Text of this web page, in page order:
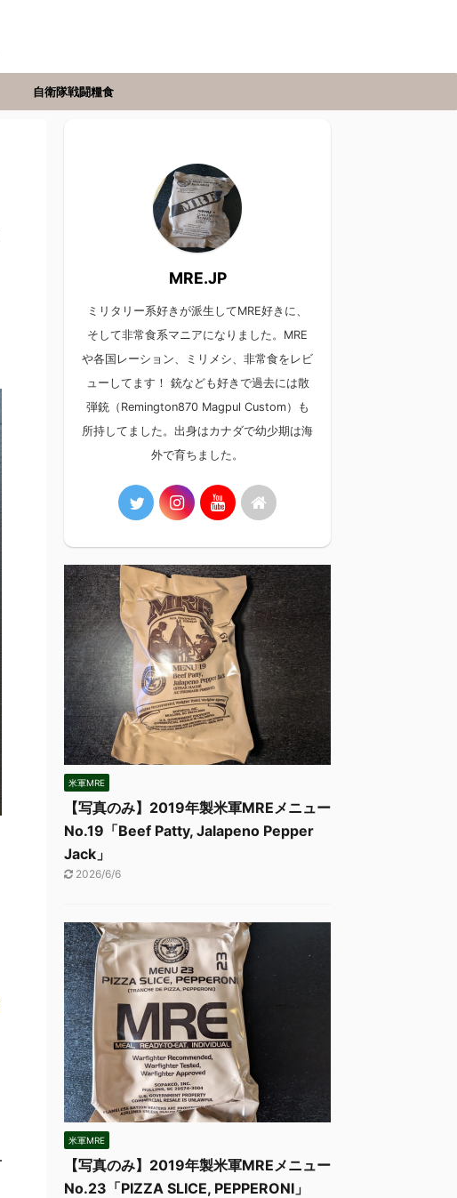
自衛隊戦闘糧食
MRE.JP
ミリタリー系好きが派生してMRE好きに、
そして非常食系マニアになりました。MRE
や各国レーション、ミリメシ、非常食をレビ
ューしてます！ 銃なども好きで過去には散
弾銃（Remington870 Magpul Custom）も
所持してました。出身はカナダで幼少期は海
外で育ちました。
米軍MRE
【写真のみ】2019年製米軍MREメニュー
No.19「Beef Patty, Jalapeno Pepper
Jack」
2026/6/6
米軍MRE
【写真のみ】2019年製米軍MREメニュー
No.23「PIZZA SLICE, PEPPERONI」